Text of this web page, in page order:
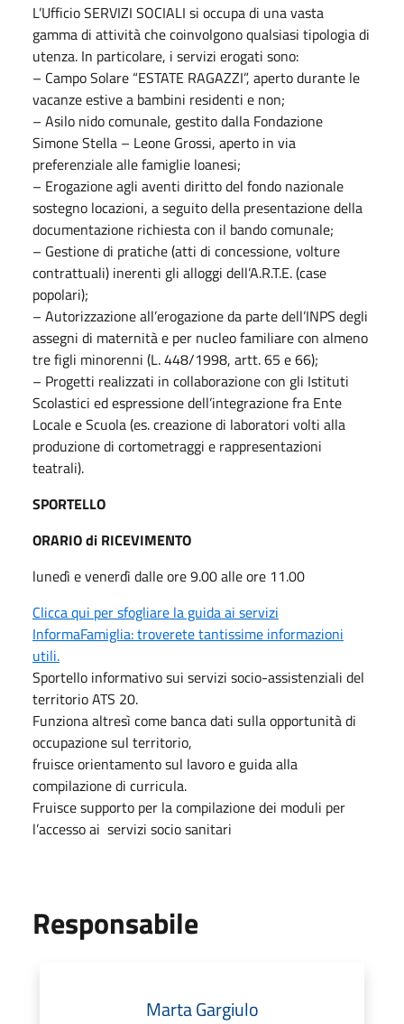
L’Ufficio SERVIZI SOCIALI si occupa di una vasta
gamma di attività che coinvolgono qualsiasi tipologia di
utenza. In particolare, i servizi erogati sono:
– Campo Solare “ESTATE RAGAZZI”, aperto durante le
vacanze estive a bambini residenti e non;
– Asilo nido comunale, gestito dalla Fondazione
Simone Stella – Leone Grossi, aperto in via
preferenziale alle famiglie loanesi;
– Erogazione agli aventi diritto del fondo nazionale
sostegno locazioni, a seguito della presentazione della
documentazione richiesta con il bando comunale;
– Gestione di pratiche (atti di concessione, volture
contrattuali) inerenti gli alloggi dell’A.R.T.E. (case
popolari);
– Autorizzazione all’erogazione da parte dell’INPS degli
assegni di maternità e per nucleo familiare con almeno
tre figli minorenni (L. 448/1998, artt. 65 e 66);
– Progetti realizzati in collaborazione con gli Istituti
Scolastici ed espressione dell’integrazione fra Ente
Locale e Scuola (es. creazione di laboratori volti alla
produzione di cortometraggi e rappresentazioni
teatrali).
SPORTELLO
ORARIO di RICEVIMENTO
lunedì e venerdì dalle ore 9.00 alle ore 11.00
Clicca qui per sfogliare la guida ai servizi
InformaFamiglia: troverete tantissime informazioni
utili.
Sportello informativo sui servizi socio-assistenziali del
territorio ATS 20.
Funziona altresì come banca dati sulla opportunità di
occupazione sul territorio,
fruisce orientamento sul lavoro e guida alla
compilazione di curricula.
Fruisce supporto per la compilazione dei moduli per
l’accesso ai servizi socio sanitari
Responsabile
Marta Gargiulo